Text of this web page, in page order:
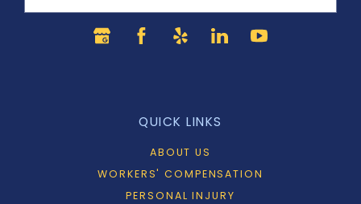
QUICK LINKS
ABOUT US
WORKERS' COMPENSATION
PERSONAL INJURY